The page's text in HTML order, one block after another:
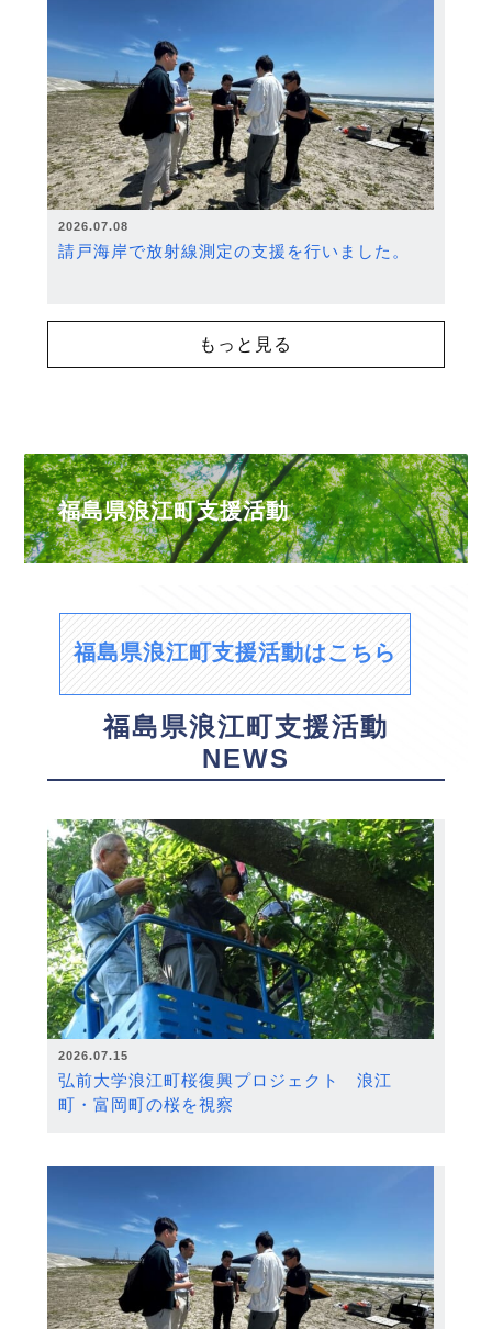
2026.07.08
請戸海岸で放射線測定の支援を行いました。
もっと見る
福島県浪江町支援活動
福島県浪江町支援活動はこちら
福島県浪江町支援活動
NEWS
2026.07.15
弘前大学浪江町桜復興プロジェクト 浪江
町・富岡町の桜を視察